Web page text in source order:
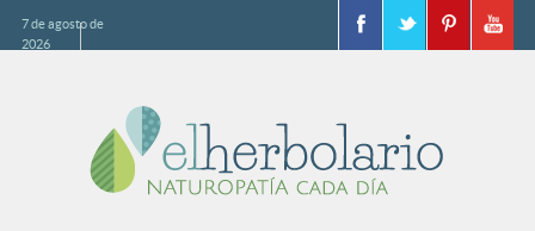
7 de agosto de
2026